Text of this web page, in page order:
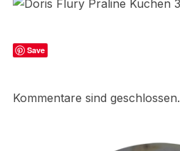
Save
Kommentare sind geschlossen.